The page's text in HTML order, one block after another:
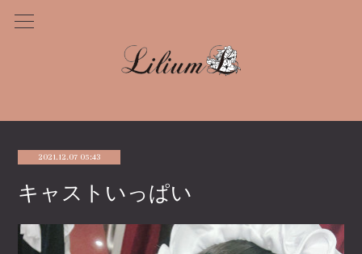
2021.12.07 05:43
キャストいっぱい